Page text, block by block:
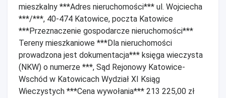
mieszkalny ***Adres nieruchomości*** ul. Wojciecha
***/***, 40-474 Katowice, poczta Katowice
***Przeznaczenie gospodarcze nieruchomości***
Tereny mieszkaniowe ***Dla nieruchomości
prowadzona jest dokumentacja*** księga wieczysta
(NKW) o numerze ***, Sąd Rejonowy Katowice-
Wschód w Katowicach Wydział XI Ksiąg
Wieczystych ***Cena wywołania*** 213 225,00 zł